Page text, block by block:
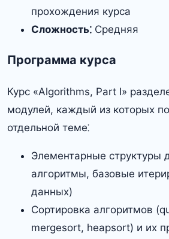
прохождения курса
Сложность⁚ Средняя
Программа курса
Курс «Algorithms, Part I»
модулей, каждый из которых
отдельной теме⁚
Элементарные структуры
алгоритмы, базовые
данных)
Сортировка алгоритмов
mergesort, heapsort) и их